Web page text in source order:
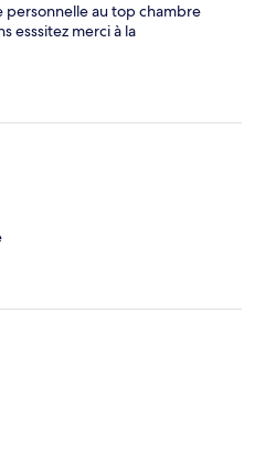
personnelle au top chambre
esssitez merci à la